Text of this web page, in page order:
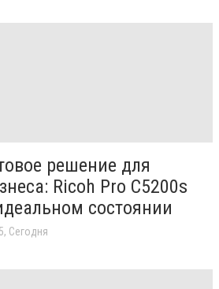
решение для
Ricoh Pro C5200s
состоянии
Сегодня